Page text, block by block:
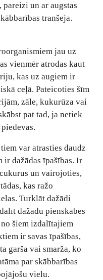
un ar augstas
tranšeja.
jau uz
vienmēr atrodas kaut
kas uz augiem ir
ceļā. Pateicoties šīm
zāle, kukurūza vai
pat tad, ja netiek
var atrasties daudz
ir dažādas īpašības. Ir
un vairojoties,
kas ražo
Turklāt dažādi
dažādu pienskābes
šiem izdalītajiem
ir savas īpašības,
garša vai smarža, ko
par skābbarības
vielu.